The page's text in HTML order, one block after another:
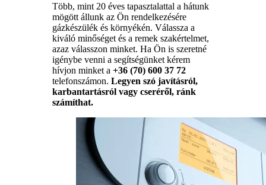
Több, mint 20 éves tapasztalattal a hátunk
mögött állunk az Ön rendelkezésére
gázkészülék és környékén. Válassza a
kiváló minőséget és a remek szakértelmet,
azaz válasszon minket. Ha Ön is szeretné
igénybe venni a segítségünket kérem
hívjon minket a +36 (70) 600 37 72
telefonszámon. Legyen szó javításról,
karbantartásról vagy cseréről, ránk
számíthat.